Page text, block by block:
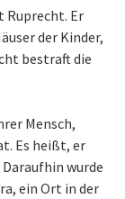
Ruprecht. Er
der Kinder,
bestraft die
Mensch,
Es heißt, er
wurde
ein Ort in der